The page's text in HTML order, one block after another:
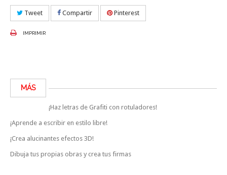
Tweet Compartir Pinterest
IMPRIMIR
MÁS
¡Haz letras de Grafiti con rotuladores!
¡Aprende a escribir en estilo libre!
¡Crea alucinantes efectos 3D!
Dibuja tus propias obras y crea tus firmas